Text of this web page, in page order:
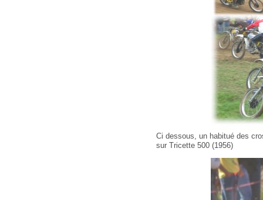
Ci dessous, un habitué des
sur Tricette 500 (1956)